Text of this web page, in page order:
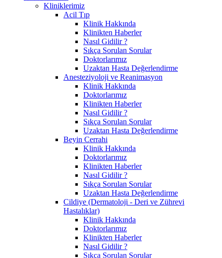
Kliniklerimiz
Acil Tıp
Klinik Hakkında
Klinikten Haberler
Nasıl Gidilir ?
Sıkça Sorulan Sorular
Doktorlarımız
Uzaktan Hasta Değerlendirme
Anesteziyoloji ve Reanimasyon
Klinik Hakkında
Doktorlarımız
Klinikten Haberler
Nasıl Gidilir ?
Sıkça Sorulan Sorular
Uzaktan Hasta Değerlendirme
Beyin Cerrahi
Klinik Hakkında
Doktorlarımız
Klinikten Haberler
Nasıl Gidilir ?
Sıkça Sorulan Sorular
Uzaktan Hasta Değerlendirme
Cildiye (Dermatoloji - Deri ve Zührevi
Hastalıklar)
Klinik Hakkında
Doktorlarımız
Klinikten Haberler
Nasıl Gidilir ?
Sıkça Sorulan Sorular